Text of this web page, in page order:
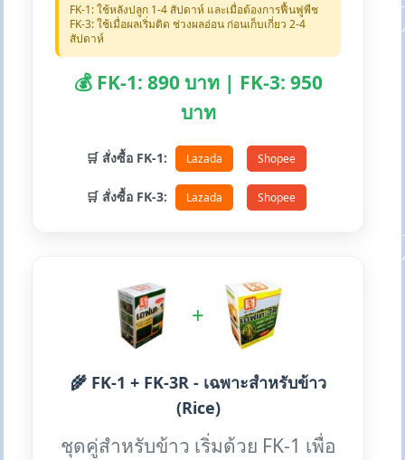
FK-1: ใช้หลังปลูก 1-4 สัปดาห์ และเมื่อต้องการฟื้นฟูพืช
FK-3: ใช้เมื่อผลเริ่มติด ช่วงผลอ่อน ก่อนเก็บเกี่ยว 2-4
สัปดาห์
💰 FK-1: 890 บาท | FK-3: 950
บาท
🛒 สั่งซื้อ FK-1: Lazada Shopee
🛒 สั่งซื้อ FK-3: Lazada Shopee
+
🌾 FK-1 + FK-3R - เฉพาะสำหรับข้าว
(Rice)
ชุดคู่สำหรับข้าว เริ่มด้วย FK-1 เพื่อ